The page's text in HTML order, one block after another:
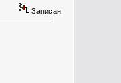
Записан